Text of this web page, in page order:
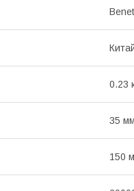
0.23
35 мм
150